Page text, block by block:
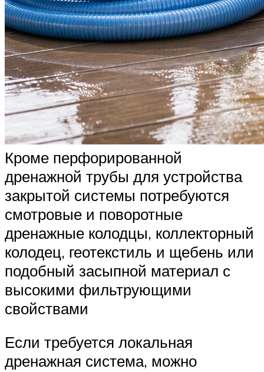
Кроме перфорированной
дренажной трубы для устройства
закрытой системы потребуются
смотровые и поворотные
дренажные колодцы, коллекторный
колодец, геотекстиль и щебень или
подобный засыпной материал с
высокими фильтрующими
свойствами
Если требуется локальная
дренажная система, можно